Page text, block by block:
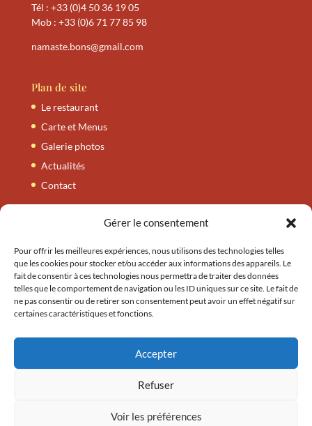
Gérer le consentement
Pour offrir les meilleures expériences, nous utilisons des technologies telles
que les cookies pour stocker et/ou accéder aux informations des appareils. Le
fait de consentir à ces technologies nous permettra de traiter des données
telles que le comportement de navigation ou les ID uniques sur ce site. Le fait de
ne pas consentir ou de retirer son consentement peut avoir un effet négatif sur
certaines caractéristiques et fonctions.
Accepter
Refuser
Voir les préférences
Tél : +33 (0)4 50 36 19 05
Mob : +33 (0)6 71 77 85 98
namaste.bons@gmail.com
Plan de site
Le restaurant
Carte et Menus
Galerie photos
Actualités
Contact
Nos entrées
Nos tandooris
Nos plats
Nos accompagnements